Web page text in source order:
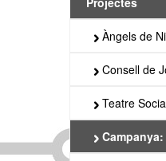
Àngels de
Consell de
Teatre